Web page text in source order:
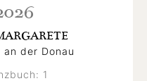
der Donau
1